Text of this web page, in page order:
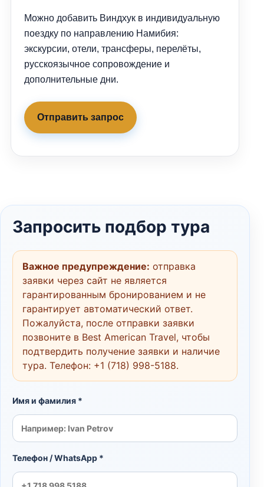
Можно добавить Виндхук в индивидуальную
поездку по направлению Намибия:
экскурсии, отели, трансферы, перелёты,
русскоязычное сопровождение и
дополнительные дни.
Отправить запрос
Запросить подбор тура
Важное предупреждение: отправка
заявки через сайт не является
гарантированным бронированием и не
гарантирует автоматический ответ.
Пожалуйста, после отправки заявки
позвоните в Best American Travel, чтобы
подтвердить получение заявки и наличие
тура. Телефон: +1 (718) 998-5188.
Имя и фамилия *
Телефон / WhatsApp *